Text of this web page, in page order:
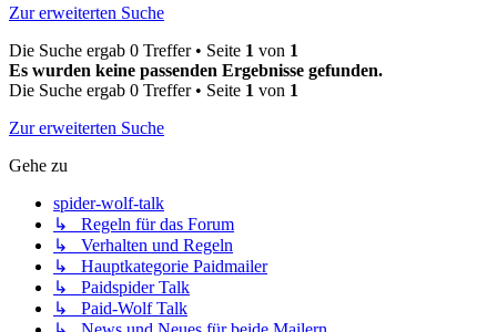
Zur erweiterten Suche
Die Suche ergab 0 Treffer • Seite 1 von 1
Es wurden keine passenden Ergebnisse gefunden.
Die Suche ergab 0 Treffer • Seite 1 von 1
Zur erweiterten Suche
Gehe zu
spider-wolf-talk
↳ Regeln für das Forum
↳ Verhalten und Regeln
↳ Hauptkategorie Paidmailer
↳ Paidspider Talk
↳ Paid-Wolf Talk